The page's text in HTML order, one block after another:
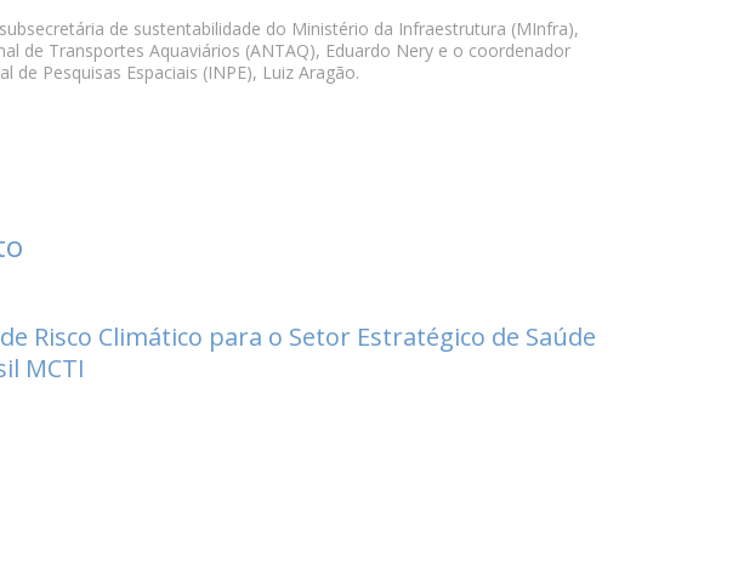
de sustentabilidade do Ministério da Infraestrutura (MInfra),
de Transportes Aquaviários (ANTAQ), Eduardo Nery e o coordenador
Pesquisas Espaciais (INPE), Luiz Aragão.
Risco Climático para o Setor Estratégico de Saúde
MCTI